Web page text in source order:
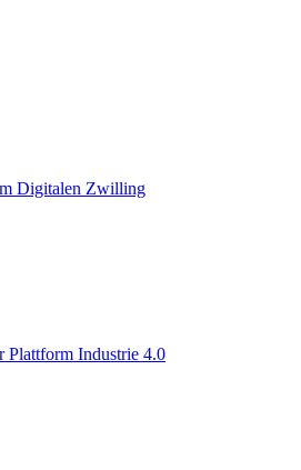
Digitalen Zwilling
Plattform Industrie 4.0